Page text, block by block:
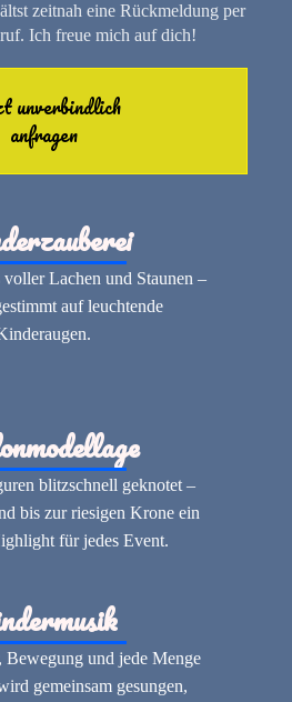
zeitnah eine Rückmeldung per
Ich freue mich auf dich!
unverbindlich
anfragen
Lachen und Staunen –
auf leuchtende
blitzschnell geknotet –
bis zur riesigen Krone ein
für jedes Event.
und jede Menge
gemeinsam gesungen,